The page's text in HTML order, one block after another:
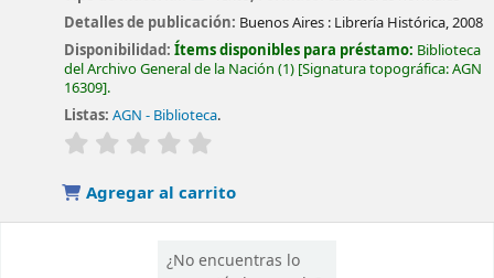
Detalles de publicación: Buenos Aires : Librería Histórica,2008
Disponibilidad:Ítems disponibles para préstamo: Biblioteca
del Archivo General de la Nación (1) Signatura topográfica:AGN
16309 .
Listas: AGN - Biblioteca.
valoración
Agregar al carrito
¿No encuentras lo